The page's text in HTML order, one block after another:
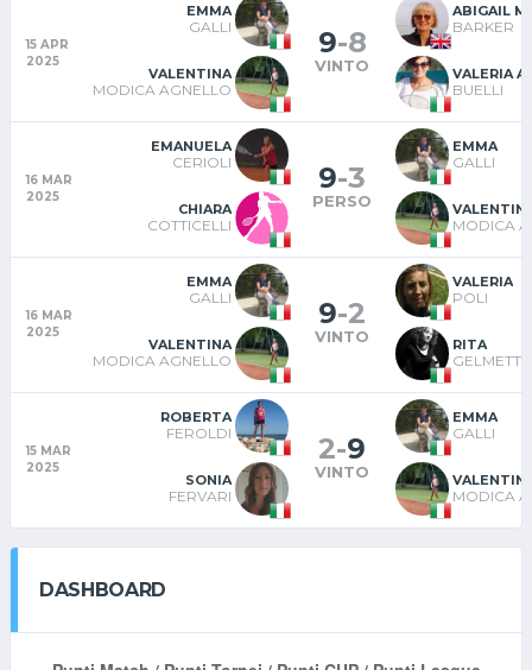
15 APR
2025
EMMA
GALLI
VALENTINA
MODICA AGNELLO
9-8
VINTO
ABIGAIL
BARKER
VALERIA
BUELLI
16 MAR
2025
EMANUELA
CERIOLI
CHIARA
COTTICELLI
9-3
PERSO
EMMA
GALLI
MODICA
16 MAR
2025
EMMA
GALLI
VALENTINA
MODICA AGNELLO
9-2
VINTO
VALERIA
POLI
RITA
GELMETTI
15 MAR
2025
ROBERTA
FEROLDI
SONIA
FERVARI
2-9
VINTO
EMMA
GALLI
MODICA
DASHBOARD